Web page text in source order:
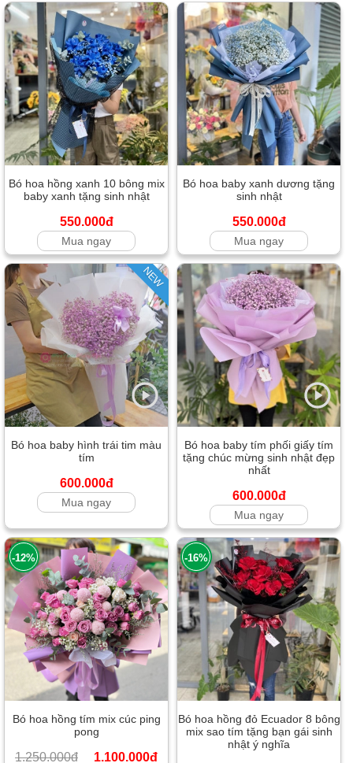
Bó hoa hồng xanh 10 bông mix
baby xanh tặng sinh nhật
550.000đ
Mua ngay
Bó hoa baby xanh dương tặng
sinh nhật
550.000đ
Mua ngay
NEW
Bó hoa baby hình trái tim màu
tím
600.000đ
Mua ngay
Bó hoa baby tím phối giấy tím
tặng chúc mừng sinh nhật đẹp
nhất
600.000đ
Mua ngay
-12%
Bó hoa hồng tím mix cúc ping
pong
1.250.000đ 1.100.000đ
-16%
Bó hoa hồng đỏ Ecuador 8 bông
mix sao tím tặng bạn gái sinh
nhật ý nghĩa